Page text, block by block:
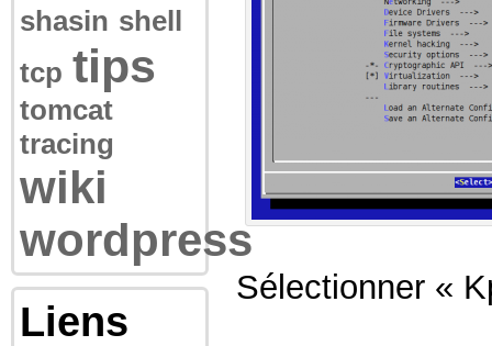
shasin shell
tcp tips
tomcat
tracing
wiki
wordpress
Liens
Sélectionner «